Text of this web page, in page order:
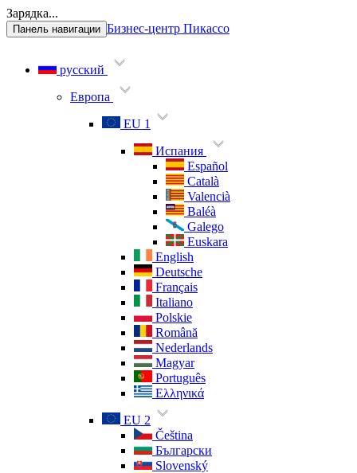
Зарядка...
Панель навигации Бизнес-центр Пикассо
русский
Европа
EU 1
Испания
Español
Català
Valencià
Baléà
Galego
Euskara
English
Deutsche
Français
Italiano
Polskie
Română
Nederlands
Magyar
Português
Ελληνικά
EU 2
Čeština
Български
Slovenský